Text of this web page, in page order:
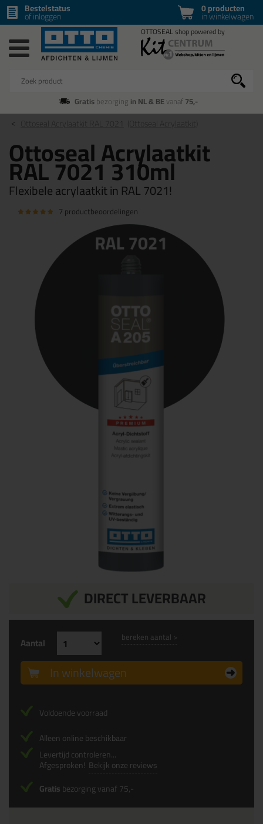
0 producten
in winkelwagen
Bestelstatus
of inloggen
Gratisbezorging in NL & BEvanaf75,-
Ottoseal Acrylaatkit RAL 7021
Ottoseal Acrylaatkit
RAL 7021 310ml
Flexibele acrylaatkit in RAL 7021!
7 productbeoordelingen
DIRECT LEVERBAAR
Aantal bereken aantal >
In winkelwagen
Voldoende voorraad
Alleen online beschikbaar
Levertijd controleren...
Afgesproken! Bekijk onze reviews
Gratisbezorging vanaf 75,-